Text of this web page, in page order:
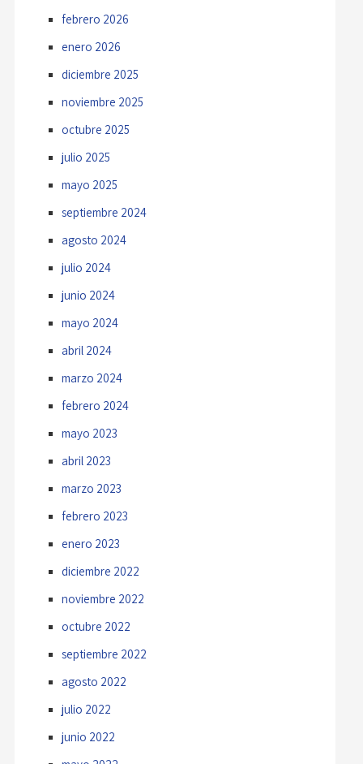
febrero 2026
enero 2026
diciembre 2025
noviembre 2025
octubre 2025
julio 2025
mayo 2025
septiembre 2024
agosto 2024
julio 2024
junio 2024
mayo 2024
abril 2024
marzo 2024
febrero 2024
mayo 2023
abril 2023
marzo 2023
febrero 2023
enero 2023
diciembre 2022
noviembre 2022
octubre 2022
septiembre 2022
agosto 2022
julio 2022
junio 2022